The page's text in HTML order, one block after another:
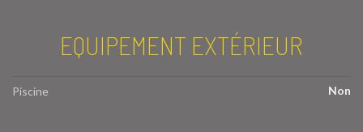
EQUIPEMENT EXTÉRIEUR
Piscine Non